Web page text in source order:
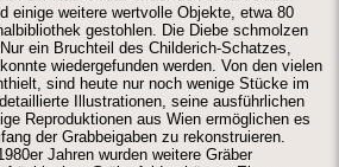
einige weitere wertvolle Objekte, etwa 80
gestohlen. Die Diebe schmolzen
ein Bruchteil des Childerich-Schatzes,
wiedergefunden werden. Von den vielen
sind heute nur noch wenige Stücke im
Illustrationen, seine ausführlichen
Reproduktionen aus Wien ermöglichen es
der Grabbeigaben zu rekonstruieren.
Jahren wurden weitere Gräber